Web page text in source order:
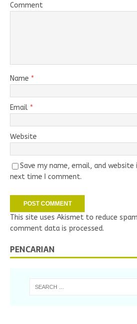
Comment
Name *
Email *
Website
Save my name, email, and
next time I comment.
This site uses Akismet to reduce
comment data is processed.
PENCARIAN